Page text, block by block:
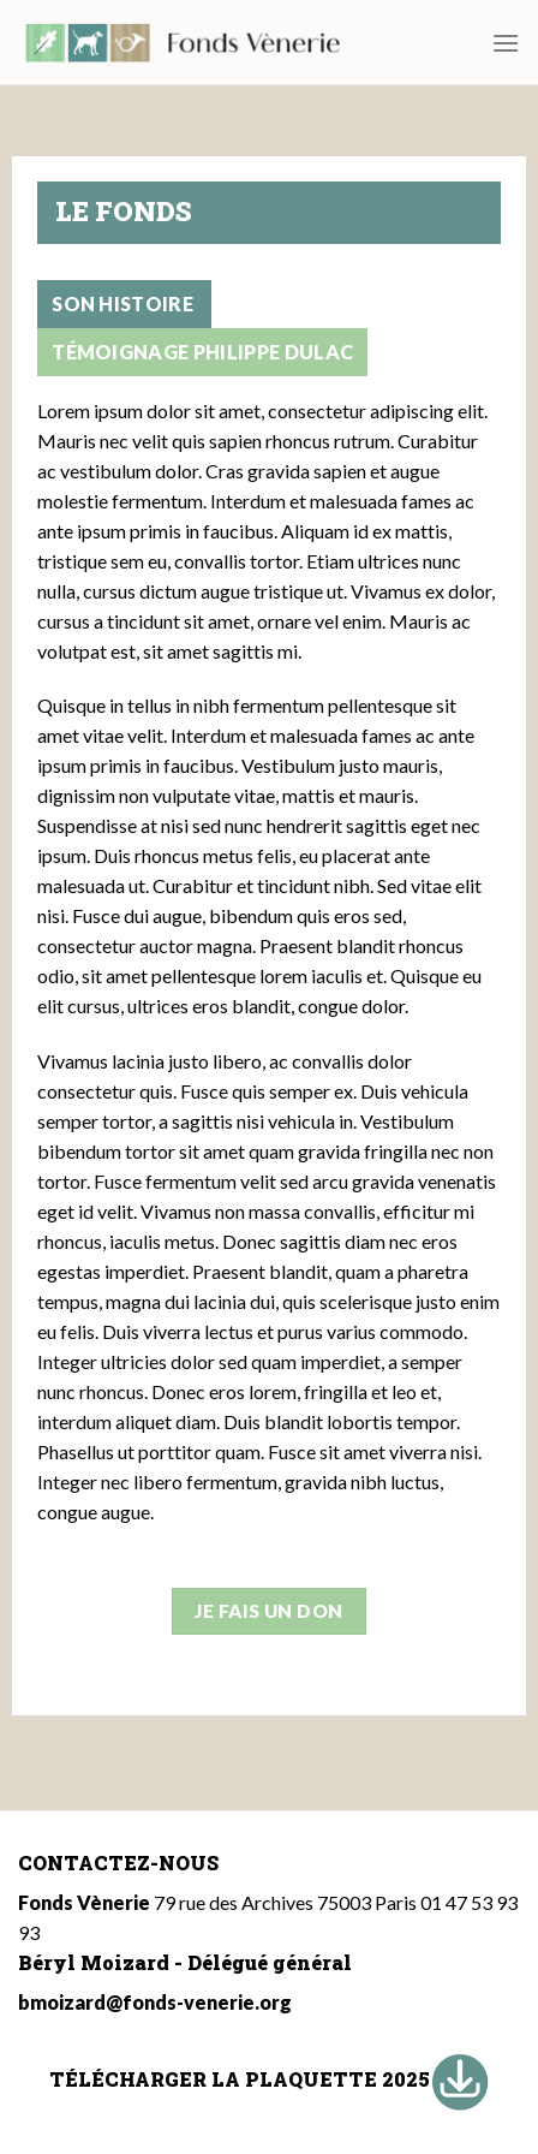
LE FONDS
SON HISTOIRE
TÉMOIGNAGE PHILIPPE DULAC
Lorem ipsum dolor sit amet, consectetur adipiscing elit.
Mauris nec velit quis sapien rhoncus rutrum. Curabitur
ac vestibulum dolor. Cras gravida sapien et augue
molestie fermentum. Interdum et malesuada fames ac
ante ipsum primis in faucibus. Aliquam id ex mattis,
tristique sem eu, convallis tortor. Etiam ultrices nunc
nulla, cursus dictum augue tristique ut. Vivamus ex dolor,
cursus a tincidunt sit amet, ornare vel enim. Mauris ac
volutpat est, sit amet sagittis mi.
Quisque in tellus in nibh fermentum pellentesque sit
amet vitae velit. Interdum et malesuada fames ac ante
ipsum primis in faucibus. Vestibulum justo mauris,
dignissim non vulputate vitae, mattis et mauris.
Suspendisse at nisi sed nunc hendrerit sagittis eget nec
ipsum. Duis rhoncus metus felis, eu placerat ante
malesuada ut. Curabitur et tincidunt nibh. Sed vitae elit
nisi. Fusce dui augue, bibendum quis eros sed,
consectetur auctor magna. Praesent blandit rhoncus
odio, sit amet pellentesque lorem iaculis et. Quisque eu
elit cursus, ultrices eros blandit, congue dolor.
Vivamus lacinia justo libero, ac convallis dolor
consectetur quis. Fusce quis semper ex. Duis vehicula
semper tortor, a sagittis nisi vehicula in. Vestibulum
bibendum tortor sit amet quam gravida fringilla nec non
tortor. Fusce fermentum velit sed arcu gravida venenatis
eget id velit. Vivamus non massa convallis, efficitur mi
rhoncus, iaculis metus. Donec sagittis diam nec eros
egestas imperdiet. Praesent blandit, quam a pharetra
tempus, magna dui lacinia dui, quis scelerisque justo enim
eu felis. Duis viverra lectus et purus varius commodo.
Integer ultricies dolor sed quam imperdiet, a semper
nunc rhoncus. Donec eros lorem, fringilla et leo et,
interdum aliquet diam. Duis blandit lobortis tempor.
Phasellus ut porttitor quam. Fusce sit amet viverra nisi.
Integer nec libero fermentum, gravida nibh luctus,
congue augue.
JE FAIS UN DON
CONTACTEZ-NOUS
Fonds Vènerie 79 rue des Archives 75003 Paris 01 47 53 93
93
Béryl Moizard - Délégué général
bmoizard@fonds-venerie.org
TÉLÉCHARGER LA PLAQUETTE 2025